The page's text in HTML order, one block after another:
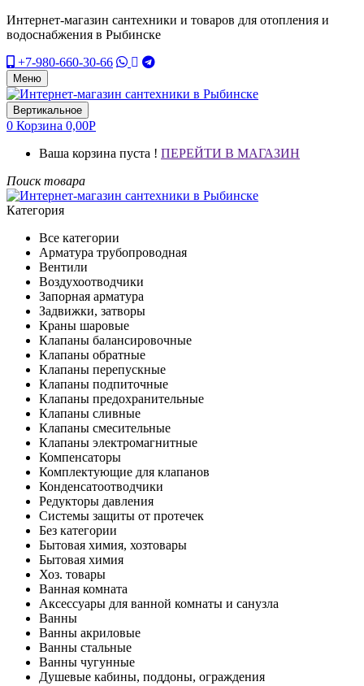
Интернет-магазин сантехники и товаров для отопления и
водоснабжения в Рыбинске
+7-980-660-30-66
Меню
Вертикальное
0 Корзина 0,00Р
Ваша корзина пуста ! ПЕРЕЙТИ В МАГАЗИН
Поиск товара
Категория
Все категории
Арматура трубопроводная
Вентили
Воздухоотводчики
Запорная арматура
Задвижки, затворы
Краны шаровые
Клапаны балансировочные
Клапаны обратные
Клапаны перепускные
Клапаны подпиточные
Клапаны предохранительные
Клапаны сливные
Клапаны смесительные
Клапаны электромагнитные
Компенсаторы
Комплектующие для клапанов
Конденсатоотводчики
Редукторы давления
Системы защиты от протечек
Без категории
Бытовая химия, хозтовары
Бытовая химия
Хоз. товары
Ванная комната
Аксессуары для ванной комнаты и санузла
Ванны
Ванны акриловые
Ванны стальные
Ванны чугунные
Душевые кабины, поддоны, ограждения